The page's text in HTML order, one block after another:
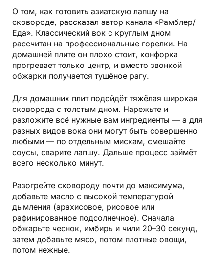
О том, как готовить азиатскую лапшу на
сковороде, рассказал автор канала «Рамблер/
Еда». Классический вок с круглым дном
рассчитан на профессиональные горелки. На
домашней плите он плохо стоит, конфорка
прогревает только центр, и вместо звонкой
обжарки получается тушёное рагу.
Для домашних плит подойдёт тяжёлая широкая
сковорода с толстым дном. Нарежьте и
разложите всё нужные вам ингредиенты — а для
разных видов вока они могут быть совершенно
любыми — по отдельным мискам, смешайте
соусы, сварите лапшу. Дальше процесс займёт
всего несколько минут.
Разогрейте сковороду почти до максимума,
добавьте масло с высокой температурой
дымления (арахисовое, рисовое или
рафинированное подсолнечное). Сначала
обжарьте чеснок, имбирь и чили 20–30 секунд,
затем добавьте мясо, потом плотные овощи,
потом нежные.